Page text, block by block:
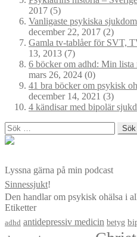
2017 (5)
Vanligaste psykiska
december 22, 2017 (2)
Gamla tv-tablåer för SVT,
13, 2013 (7)
6 böcker om adhd: Min lista
mars 26, 2024 (0)
41 bra böcker om psykisk
december 14, 2021 (3)
4 kändisar med bipolär
Sök
efter:
Lyssna gärna på min podcast
Sinnessjukt!
Den handlar om psykisk ohälsa i
Etiketter
adhd antidepressiv medicin betyg